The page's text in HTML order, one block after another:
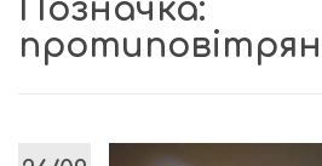
Позначка: